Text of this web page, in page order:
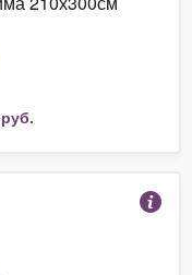
руб.